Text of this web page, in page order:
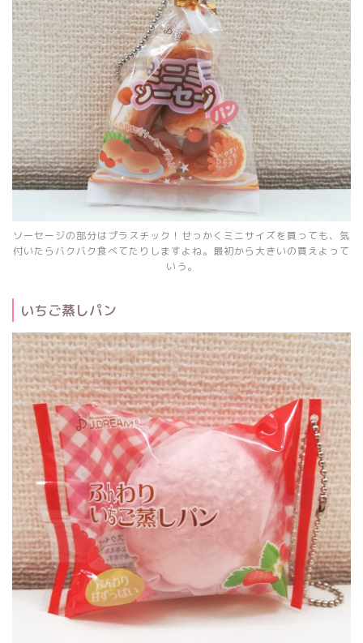
ソーセージの部分はプラスチック！せっかくミニサイズを買っても、気
付いたらバクバク食べてたりしますよね。最初から大きいの買えよって
いう。
いちご蒸しパン